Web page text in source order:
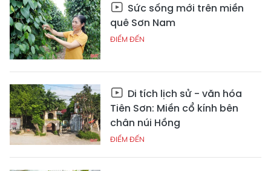
Sức sống mới trên miền
quê Sơn Nam
ĐIỂM ĐẾN
Di tích lịch sử - văn hóa
Tiên Sơn: Miền cổ kính bên
chân núi Hồng
ĐIỂM ĐẾN